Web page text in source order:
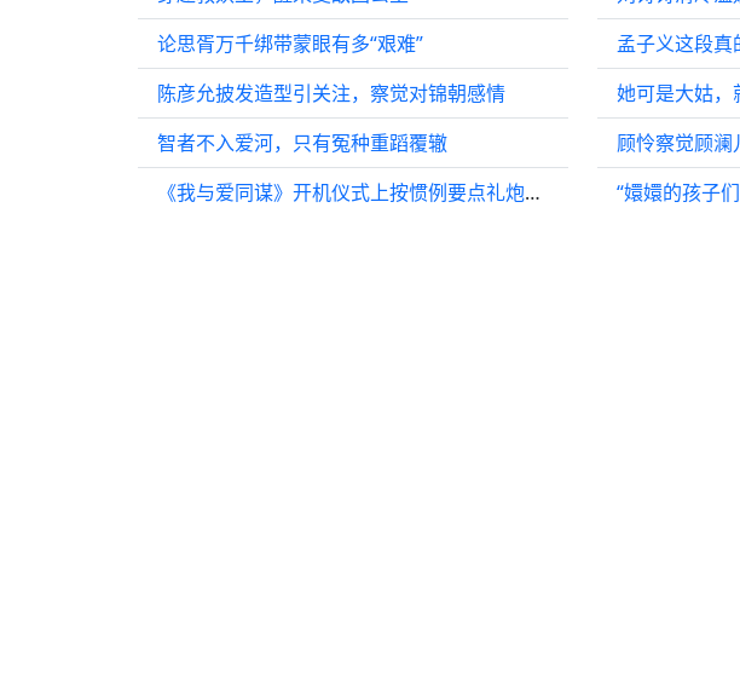
论思胥万千绑带蒙眼有多“艰难”
陈彦允披发造型引关注，察觉对锦朝感情
智者不入爱河，只有冤种重蹈覆辙
《我与爱同谋》开机仪式上按惯例要点礼炮庆祝
孟子义这段
她可是大姑，
顾怜察觉顾
“嬛嬛的孩子